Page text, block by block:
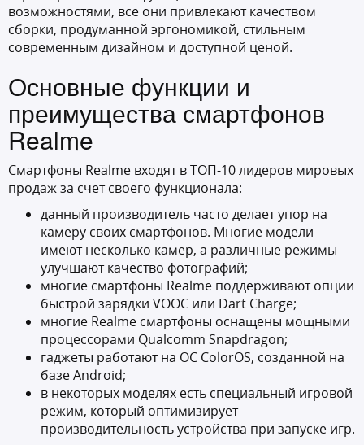
возможностями, все они привлекают качеством
сборки, продуманной эргономикой, стильным
современным дизайном и доступной ценой.
Основные функции и
преимущества смартфонов
Realme
Смартфоны Realme входят в ТОП-10 лидеров мировых
продаж за счет своего функционала:
данный производитель часто делает упор на
камеру своих смартфонов. Многие модели
имеют несколько камер, а различные режимы
улучшают качество фотографий;
многие смартфоны Realme поддерживают опции
быстрой зарядки VOOC или Dart Charge;
многие Realme смартфоны оснащены мощными
процессорами Qualcomm Snapdragon;
гаджеты работают на ОС ColorOS, созданной на
базе Android;
в некоторых моделях есть специальный игровой
режим, который оптимизирует
производительность устройства при запуске игр.